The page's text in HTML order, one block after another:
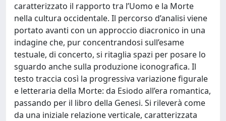
caratterizzato il rapporto tra l’Uomo e la Morte
nella cultura occidentale. Il percorso d’analisi viene
portato avanti con un approccio diacronico in una
indagine che, pur concentrandosi sull’esame
testuale, di concerto, si ritaglia spazi per posare lo
sguardo anche sulla produzione iconografica. Il
testo traccia così la progressiva variazione figurale
e letteraria della Morte: da Esiodo all’era romantica,
passando per il libro della Genesi. Si rileverà come
da una iniziale relazione verticale, caratterizzata